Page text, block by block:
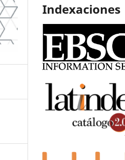
Indexaciones